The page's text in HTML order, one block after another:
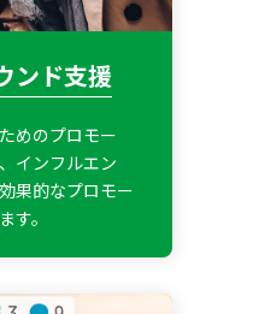
ンド支援
めのプロモー
インフルエン
果的なプロモー
す。